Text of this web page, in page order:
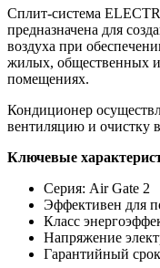
Сплит-система
предназначена для
воздуха при
жилых, общественных
помещениях.
Кондиционер
вентиляцию и очистку
Ключевые
Серия: Air Gate 2
Эффективен для
Класс
Напряжение
Гарантийный